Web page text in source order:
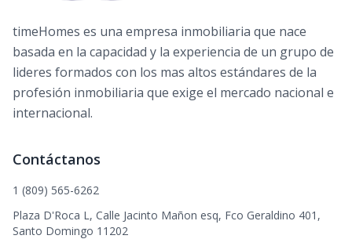
timeHomes es una empresa inmobiliaria que nace
basada en la capacidad y la experiencia de un grupo de
lideres formados con los mas altos estándares de la
profesión inmobiliaria que exige el mercado nacional e
internacional.
Contáctanos
1 (809) 565-6262
Plaza D'Roca L, Calle Jacinto Mañon esq, Fco Geraldino 401,
Santo Domingo 11202